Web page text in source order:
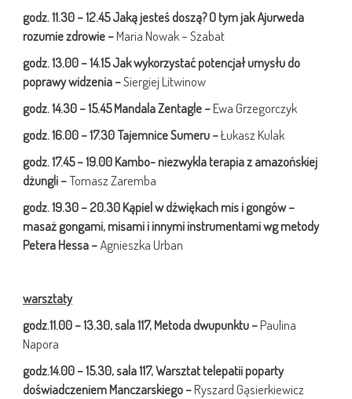
godz. 11.30 – 12.45 Jaką jesteś doszą? O tym jak Ajurweda
rozumie zdrowie –Maria Nowak – Szabat
godz. 13.00 – 14.15Jak wykorzystać potencjał umysłu do
poprawy widzenia –Siergiej Litwinow
godz. 14.30 – 15.45Mandala Zentagle –Ewa Grzegorczyk
godz. 16.00 – 17.30 Tajemnice Sumeru –Łukasz Kulak
godz. 17.45 – 19.00 Kambo- niezwykla terapia z amazońskiej
dżungli –Tomasz Zaremba
godz. 19.30 – 20.30 Kąpiel w dźwiękach mis i gongów –
masaż gongami, misamii innymi instrumentami wg metody
Petera Hessa –Agnieszka Urban
warsztaty
godz.11.00 – 13.30, sala 117, Metoda dwupunktu –Paulina
Napora
godz.14.00 – 15.30, sala 117, Warsztat telepatii poparty
doświadczeniem Manczarskiego –Ryszard Gąsierkiewicz